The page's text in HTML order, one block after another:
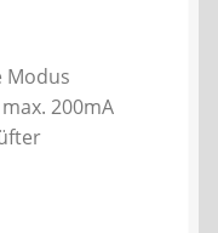
Modus
200mA